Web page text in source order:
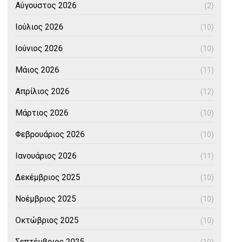
Αύγουστος 2026 (2)
Ιούλιος 2026 (10)
Ιούνιος 2026 (10)
Μάιος 2026 (11)
Απρίλιος 2026 (12)
Μάρτιος 2026 (10)
Φεβρουάριος 2026 (10)
Ιανουάριος 2026 (11)
Δεκέμβριος 2025 (10)
Νοέμβριος 2025 (10)
Οκτώβριος 2025 (10)